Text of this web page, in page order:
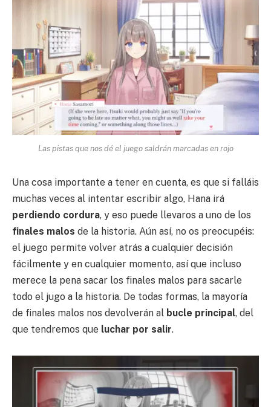
Las pistas que nos dé el juego saldrán marcadas en rojo
Una cosa importante a tener en cuenta, es que si falláis
muchas veces al intentar escribir algo, Hana irá
perdiendo cordura, y eso puede llevaros a uno de los
finales malos de la historia. Aún así, no os preocupéis:
el juego permite volver atrás a cualquier decisión
fácilmente y en cualquier momento, así que incluso
merece la pena sacar los finales malos para sacarle
todo el jugo a la historia. De todas formas, la mayoría
de finales malos nos devolverán al bucle principal, del
que tendremos que luchar por salir.